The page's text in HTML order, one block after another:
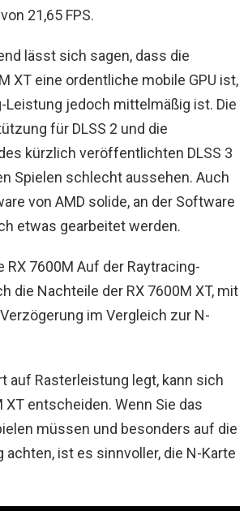
21,65 FPS.
lässt sich sagen, dass die
XT eine ordentliche mobile GPU ist,
Leistung jedoch mittelmäßig ist. Die
für DLSS 2 und die
kürzlich veröffentlichten DLSS 3
Spielen schlecht aussehen. Auch
von AMD solide, an der Software
etwas gearbeitet werden.
RX 7600M Auf der Raytracing-
die Nachteile der RX 7600M XT, mit
im Vergleich zur N-
auf Rasterleistung legt, kann sich
XT entscheiden. Wenn Sie das
müssen und besonders auf die
ist es sinnvoller, die N-Karte